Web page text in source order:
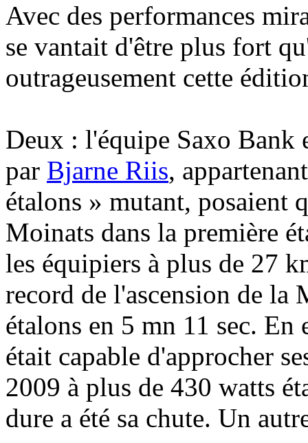
Avec des performances
se vantait d'être plus fort
outrageusement cette
Deux : l'équipe Saxo Bank
par Bjarne Riis,
étalons » mutant, posaient
Moinats dans la première
les équipiers à plus de 27
record de l'ascension de la
étalons en 5 mn 11 sec.
était capable d'approcher
2009 à plus de 430 watts
dure a été sa chute. Un